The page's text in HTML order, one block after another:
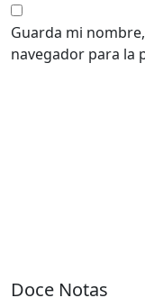
Guarda mi
navegador para la
Doce Notas